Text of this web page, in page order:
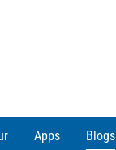
Apps Blogs